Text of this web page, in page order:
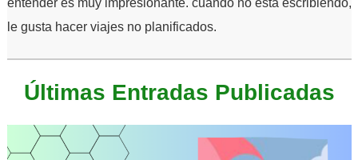
entender es muy impresionante. cuando no está escribiendo,
le gusta hacer viajes no planificados.
Últimas Entradas Publicadas